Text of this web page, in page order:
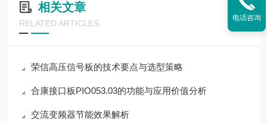
相关文章
RELATED ARTICLES
荣信高压信号板的技术要点与选型策略
合康接口板PIO053.03的功能与应用价值分析
交流变频器节能效果解析
电话咨询